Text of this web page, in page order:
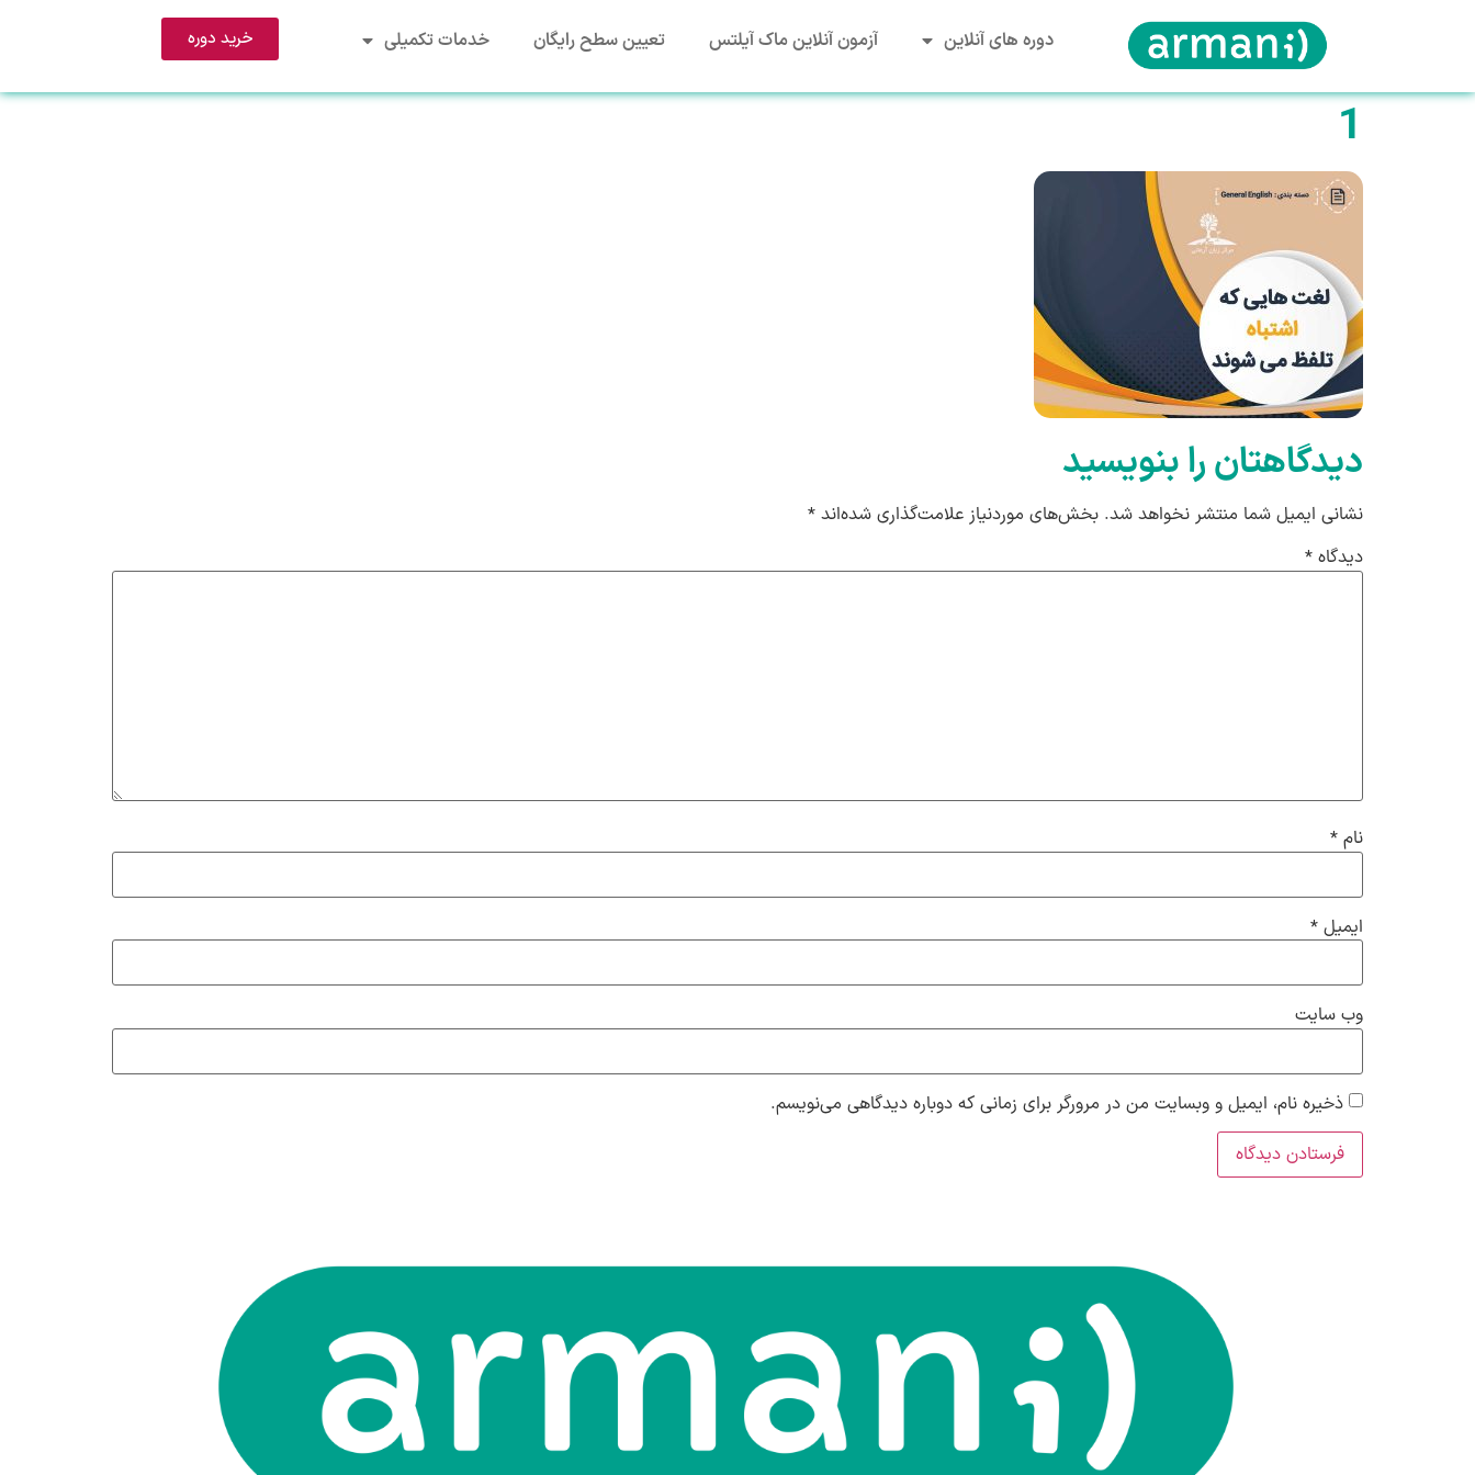
دوره های آنلاین آزمون آنلاین ماک آیلتس تعیین سطح رایگان خدمات تکمیلی خرید دوره
1
دیدگاهتان را بنویسید
نشانی ایمیل شما منتشر نخواهد شد. بخش‌های موردنیاز علامت‌گذاری شده‌اند *
دیدگاه *
نام *
ایمیل *
وب‌ سایت
ذخیره نام، ایمیل و وبسایت من در مرورگر برای زمانی که دوباره دیدگاهی می‌نویسم.